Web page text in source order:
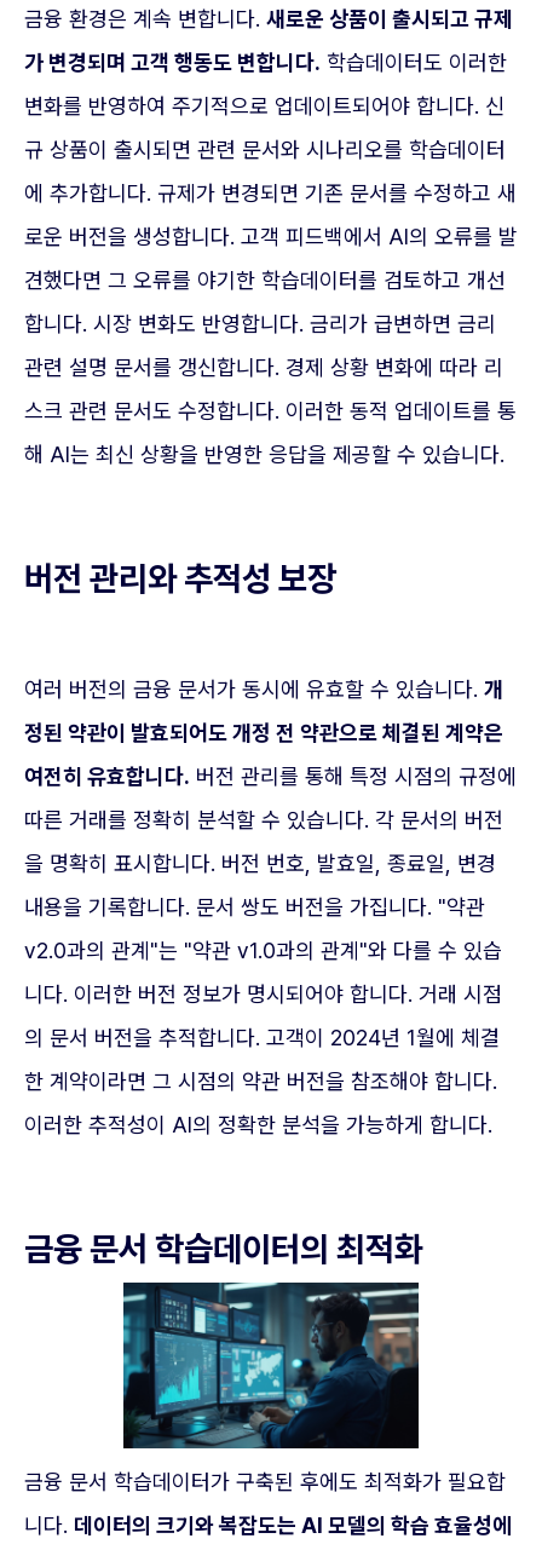
금융 환경은 계속 변합니다. 새로운 상품이 출시되고 규제
가 변경되며 고객 행동도 변합니다. 학습데이터도 이러한
변화를 반영하여 주기적으로 업데이트되어야 합니다. 신
규 상품이 출시되면 관련 문서와 시나리오를 학습데이터
에 추가합니다. 규제가 변경되면 기존 문서를 수정하고 새
로운 버전을 생성합니다. 고객 피드백에서 AI의 오류를 발
견했다면 그 오류를 야기한 학습데이터를 검토하고 개선
합니다. 시장 변화도 반영합니다. 금리가 급변하면 금리
관련 설명 문서를 갱신합니다. 경제 상황 변화에 따라 리
스크 관련 문서도 수정합니다. 이러한 동적 업데이트를 통
해 AI는 최신 상황을 반영한 응답을 제공할 수 있습니다.
버전 관리와 추적성 보장
여러 버전의 금융 문서가 동시에 유효할 수 있습니다. 개
정된 약관이 발효되어도 개정 전 약관으로 체결된 계약은
여전히 유효합니다. 버전 관리를 통해 특정 시점의 규정에
따른 거래를 정확히 분석할 수 있습니다. 각 문서의 버전
을 명확히 표시합니다. 버전 번호, 발효일, 종료일, 변경
내용을 기록합니다. 문서 쌍도 버전을 가집니다. "약관
v2.0과의 관계"는 "약관 v1.0과의 관계"와 다를 수 있습
니다. 이러한 버전 정보가 명시되어야 합니다. 거래 시점
의 문서 버전을 추적합니다. 고객이 2024년 1월에 체결
한 계약이라면 그 시점의 약관 버전을 참조해야 합니다.
이러한 추적성이 AI의 정확한 분석을 가능하게 합니다.
금융 문서 학습데이터의 최적화
금융 문서 학습데이터가 구축된 후에도 최적화가 필요합
니다. 데이터의 크기와 복잡도는 AI 모델의 학습 효율성에